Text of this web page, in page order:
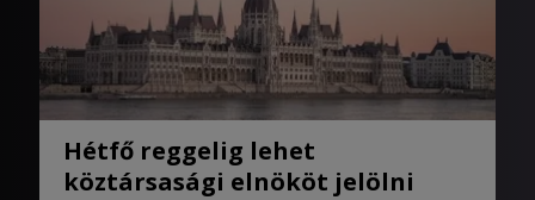
Hétfő reggelig lehet
köztársasági elnököt jelölni